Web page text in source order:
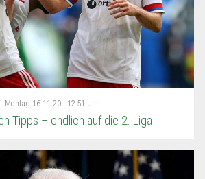
Montag 16.11.20 | 12:51 Uhr
Tipps – endlich auf die 2. Liga